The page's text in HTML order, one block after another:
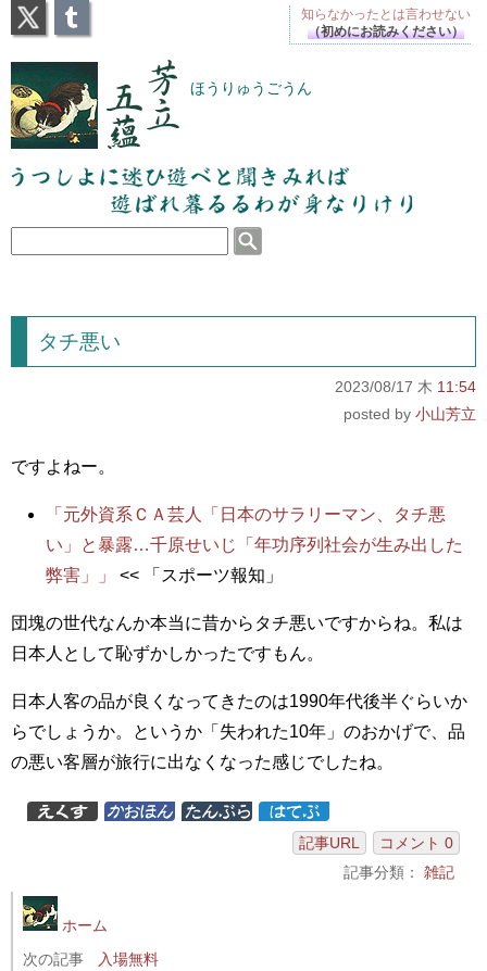
芳立五蘊 ほうりゅうごうん
うつしよに迷ひ遊べと聞きみれば遊ばれ暮るるわが
身なりけり
タチ悪い
2023/08/17 木 11:54
小山芳立
ですよねー。
「元外資系ＣＡ芸人「日本のサラリーマン、タチ悪
い」と暴露…千原せいじ「年功序列社会が生み出した
弊害」」
<< 「スポーツ報知」
団塊の世代なんか本当に昔からタチ悪いですからね。私は
日本人として恥ずかしかったですもん。
日本人客の品が良くなってきたのは1990年代後半ぐらいか
らでしょうか。というか「失われた10年」のおかげで、品
の悪い客層が旅行に出なくなった感じでしたね。
記事URL
コメント 0
記事分類： 雑記
ホーム
次の記事
入場無料
知らなかったとは言わせない
（初めにお読みください）
X Tumblr